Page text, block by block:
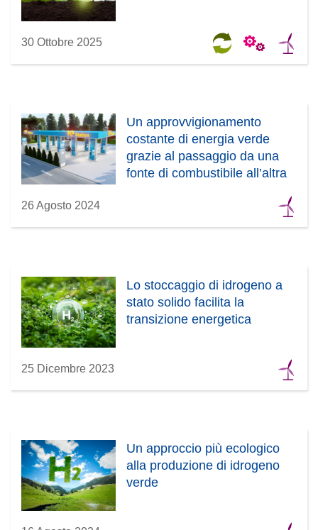
30 Ottobre 2025
Un approvvigionamento
costante di energia verde
grazie al passaggio da una
fonte di combustibile all’altra
26 Agosto 2024
Lo stoccaggio di idrogeno a
stato solido facilita la
transizione energetica
25 Dicembre 2023
Un approccio più ecologico
alla produzione di idrogeno
verde